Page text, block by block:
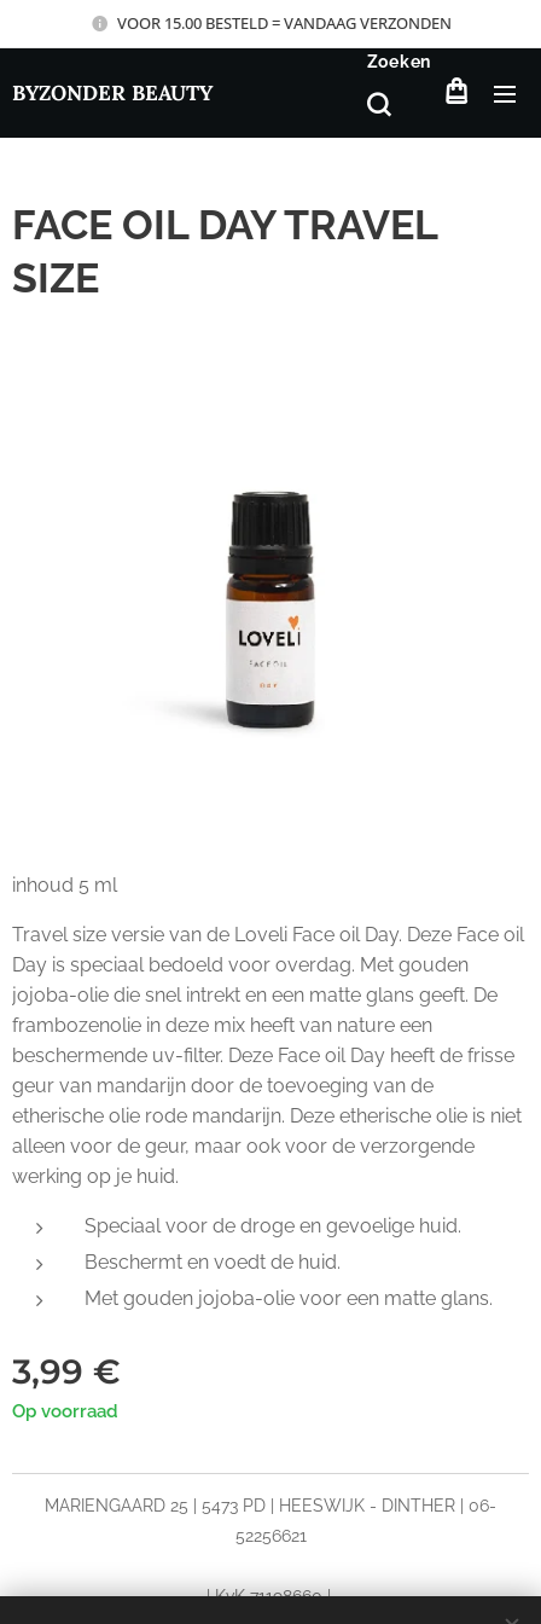
VOOR 15.00 BESTELD = VANDAAG VERZONDEN
BYZONDER BEAUTY
Zoeken
FACE OIL DAY TRAVEL
SIZE
inhoud 5 ml
Travel size versie van de Loveli Face oil Day. Deze Face oil
Day is speciaal bedoeld voor overdag. Met gouden
jojoba-olie die snel intrekt en een matte glans geeft. De
frambozenolie in deze mix heeft van nature een
beschermende uv-filter. Deze Face oil Day heeft de frisse
geur van mandarijn door de toevoeging van de
etherische olie rode mandarijn. Deze etherische olie is niet
alleen voor de geur, maar ook voor de verzorgende
werking op je huid.
Speciaal voor de droge en gevoelige huid.
Beschermt en voedt de huid.
Met gouden jojoba-olie voor een matte glans.
3,99 €
Op voorraad
MARIENGAARD 25 | 5473 PD | HEESWIJK - DINTHER | 06-
52256621
| KvK 71198660 |